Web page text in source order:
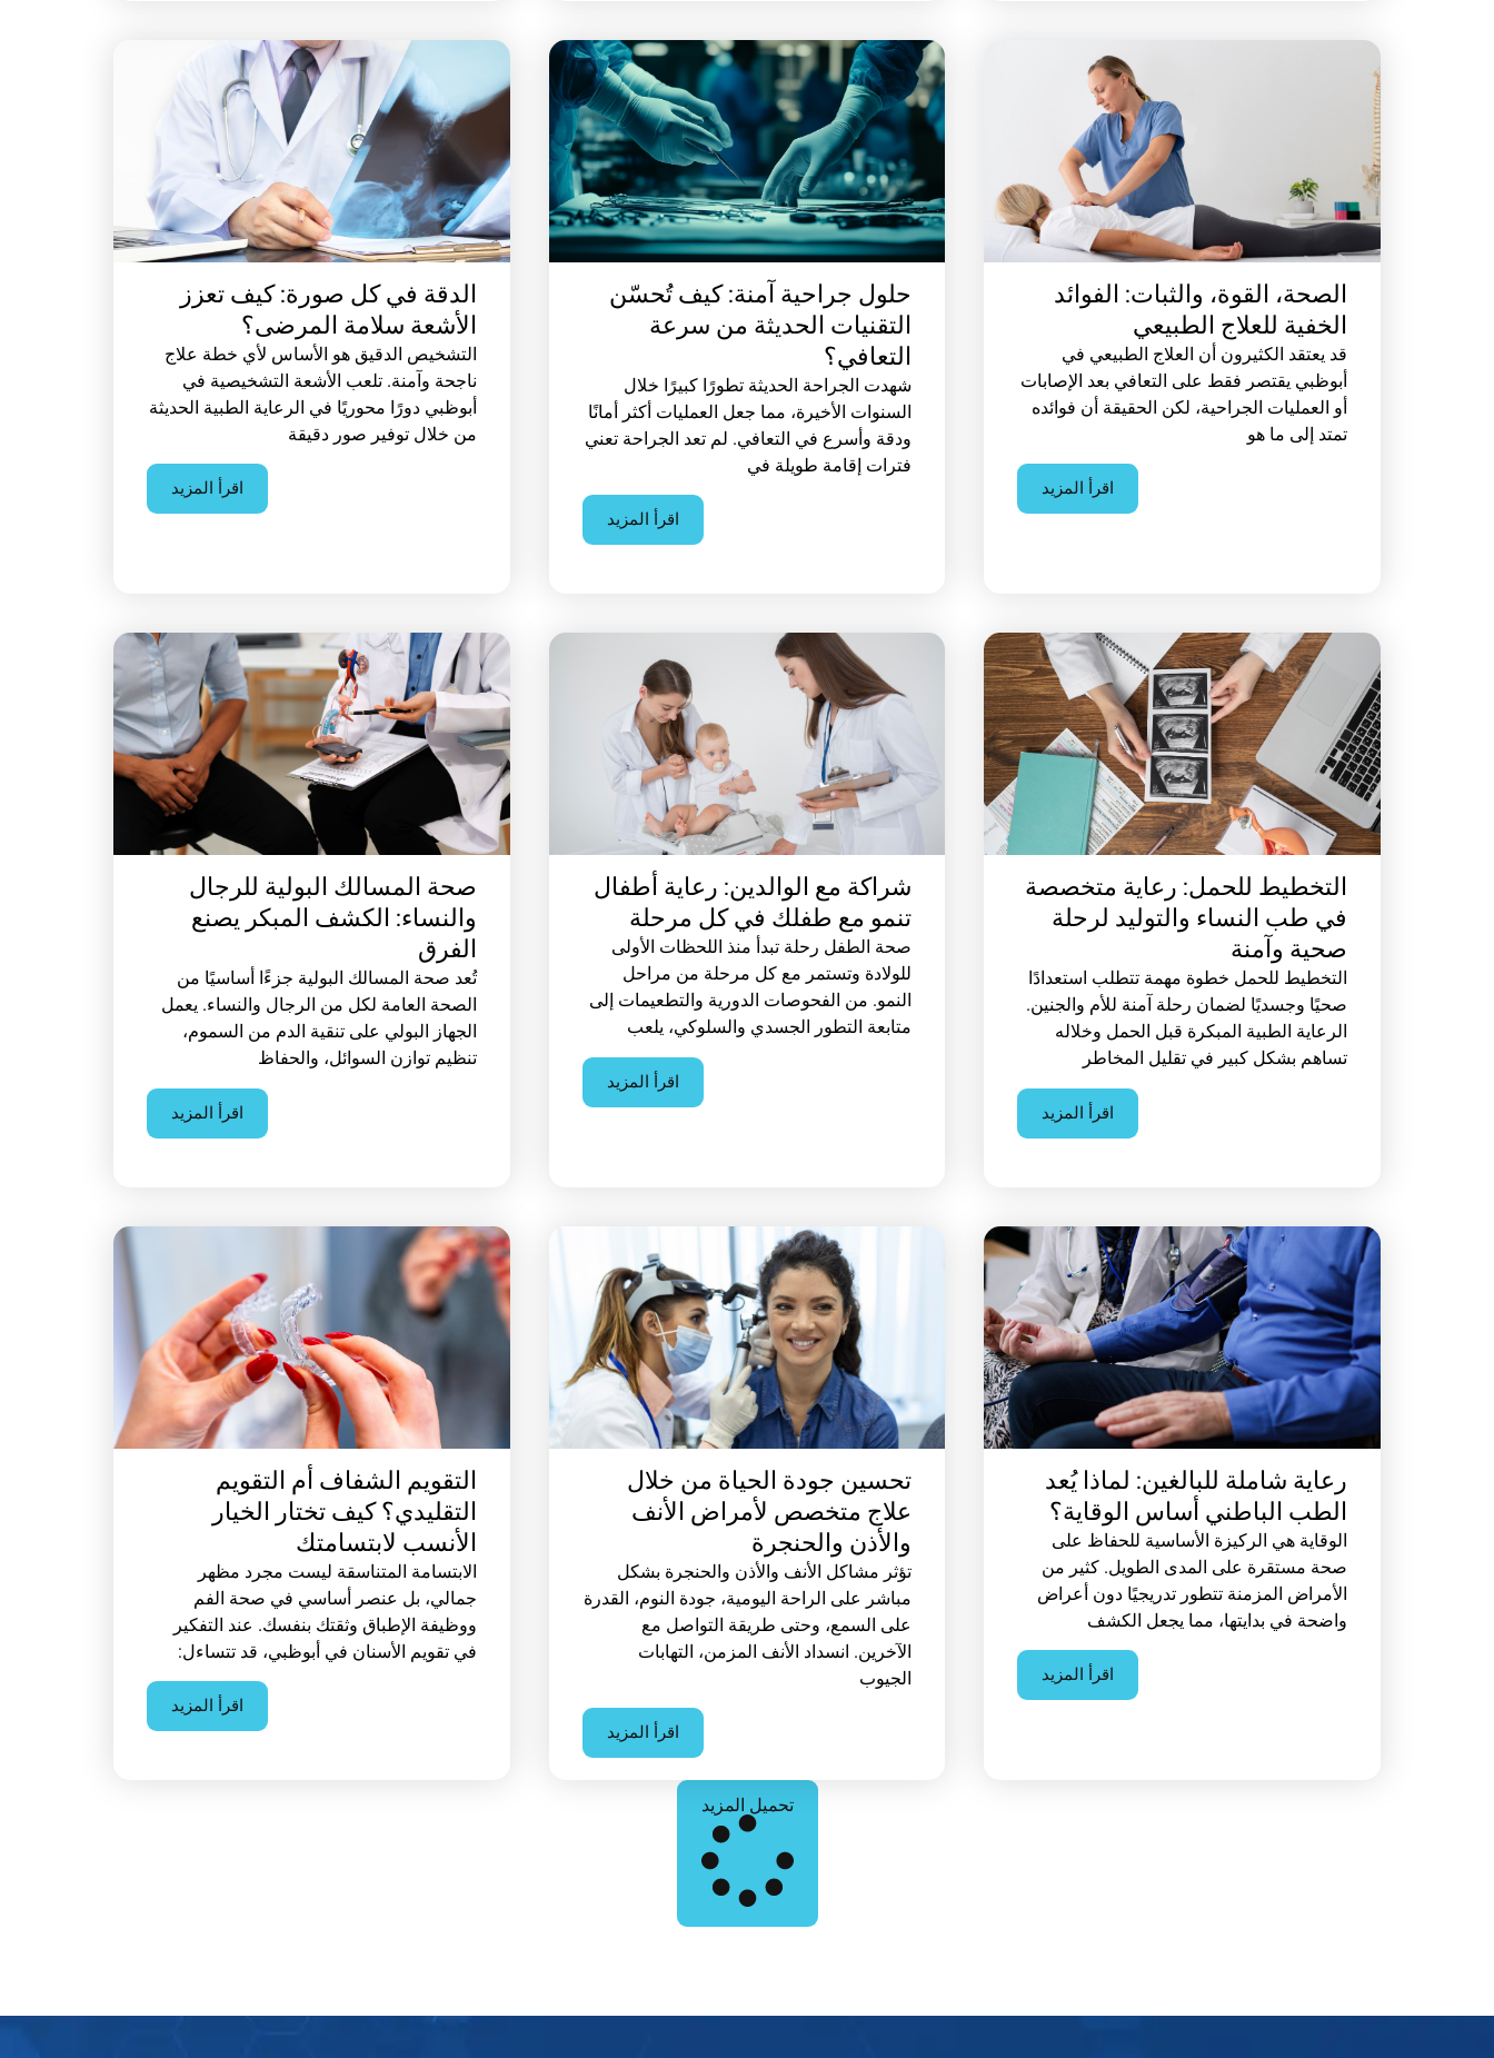
الصحة، القوة، والثبات: الفوائد
الخفية للعلاج الطبيعي
قد يعتقد الكثيرون أن العلاج الطبيعي في
أبوظبي يقتصر فقط على التعافي بعد الإصابات
أو العمليات الجراحية، لكن الحقيقة أن فوائده
تمتد إلى ما هو
اقرأ المزيد
حلول جراحية آمنة: كيف تُحسّن
التقنيات الحديثة من سرعة
التعافي؟
شهدت الجراحة الحديثة تطورًا كبيرًا خلال
السنوات الأخيرة، مما جعل العمليات أكثر أمانًا
ودقة وأسرع في التعافي. لم تعد الجراحة تعني
فترات إقامة طويلة في
اقرأ المزيد
الدقة في كل صورة: كيف تعزز
الأشعة سلامة المرضى؟
التشخيص الدقيق هو الأساس لأي خطة علاج
ناجحة وآمنة. تلعب الأشعة التشخيصية في
أبوظبي دورًا محوريًا في الرعاية الطبية الحديثة
من خلال توفير صور دقيقة
اقرأ المزيد
التخطيط للحمل: رعاية متخصصة
في طب النساء والتوليد لرحلة
صحية وآمنة
التخطيط للحمل خطوة مهمة تتطلب استعدادًا
صحيًا وجسديًا لضمان رحلة آمنة للأم والجنين.
الرعاية الطبية المبكرة قبل الحمل وخلاله
تساهم بشكل كبير في تقليل المخاطر
اقرأ المزيد
شراكة مع الوالدين: رعاية أطفال
تنمو مع طفلك في كل مرحلة
صحة الطفل رحلة تبدأ منذ اللحظات الأولى
للولادة وتستمر مع كل مرحلة من مراحل
النمو. من الفحوصات الدورية والتطعيمات إلى
متابعة التطور الجسدي والسلوكي، يلعب
اقرأ المزيد
صحة المسالك البولية للرجال
والنساء: الكشف المبكر يصنع
الفرق
تُعد صحة المسالك البولية جزءًا أساسيًا من
الصحة العامة لكل من الرجال والنساء. يعمل
الجهاز البولي على تنقية الدم من السموم،
تنظيم توازن السوائل، والحفاظ
اقرأ المزيد
رعاية شاملة للبالغين: لماذا يُعد
الطب الباطني أساس الوقاية؟
الوقاية هي الركيزة الأساسية للحفاظ على
صحة مستقرة على المدى الطويل. كثير من
الأمراض المزمنة تتطور تدريجيًا دون أعراض
واضحة في بدايتها، مما يجعل الكشف
اقرأ المزيد
تحسين جودة الحياة من خلال
علاج متخصص لأمراض الأنف
والأذن والحنجرة
تؤثر مشاكل الأنف والأذن والحنجرة بشكل
مباشر على الراحة اليومية، جودة النوم، القدرة
على السمع، وحتى طريقة التواصل مع
الآخرين. انسداد الأنف المزمن، التهابات
الجيوب
اقرأ المزيد
التقويم الشفاف أم التقويم
التقليدي؟ كيف تختار الخيار
الأنسب لابتسامتك
الابتسامة المتناسقة ليست مجرد مظهر
جمالي، بل عنصر أساسي في صحة الفم
ووظيفة الإطباق وثقتك بنفسك. عند التفكير
في تقويم الأسنان في أبوظبي، قد تتساءل:
اقرأ المزيد
تحميل المزيد